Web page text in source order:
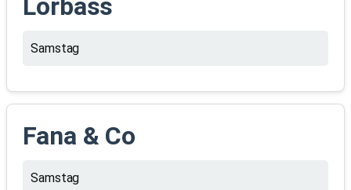
Lorbass
Samstag
Fana & Co
Samstag